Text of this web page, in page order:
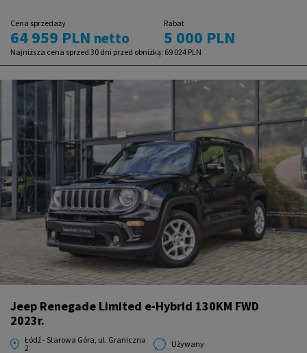
Cena sprzedaży
64 959 PLN netto
Rabat
5 000 PLN
Najniższa cena sprzed 30 dni przed obniżką: 69 024 PLN
Jeep Renegade Limited e-Hybrid 130KM FWD
2023r.
Łódź - Starowa Góra, ul. Graniczna
2
Używany